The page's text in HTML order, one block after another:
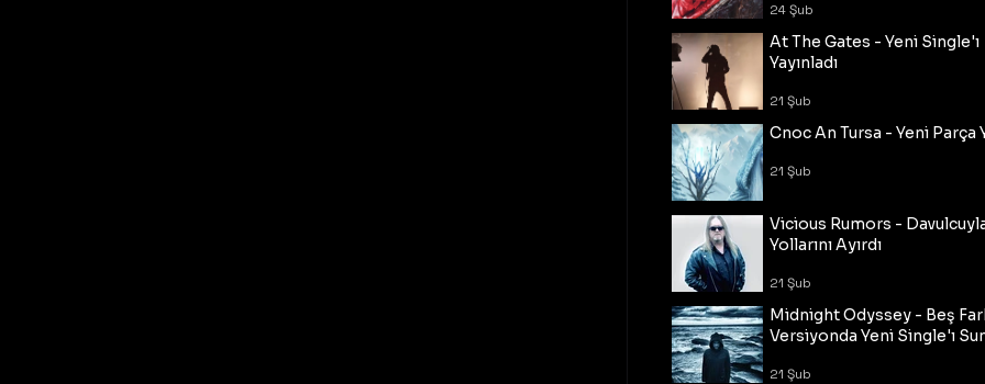
24 Şub
At The Gates - Yeni Single'ı
Yayınladı
21 Şub
Cnoc An Tursa - Yeni Parça
21 Şub
Vicious Rumors -
Yollarını Ayırdı
21 Şub
Midnight Odyssey - Beş
Versiyonda Yeni Single'ı
21 Şub